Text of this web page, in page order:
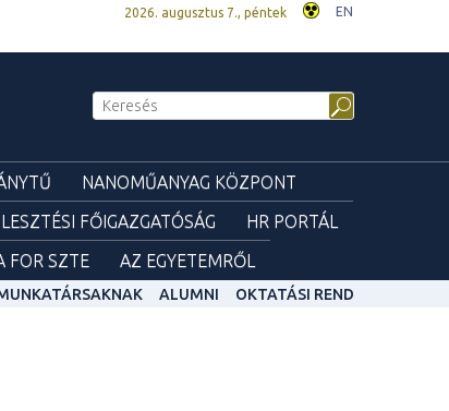
2026. augusztus 7., péntek EN
NANOMŰANYAG KÖZPONT
FŐIGAZGATÓSÁG
HR PORTÁL
FOR SZTE AZ EGYETEMRŐL
ALUMNI OKTATÁSI REND